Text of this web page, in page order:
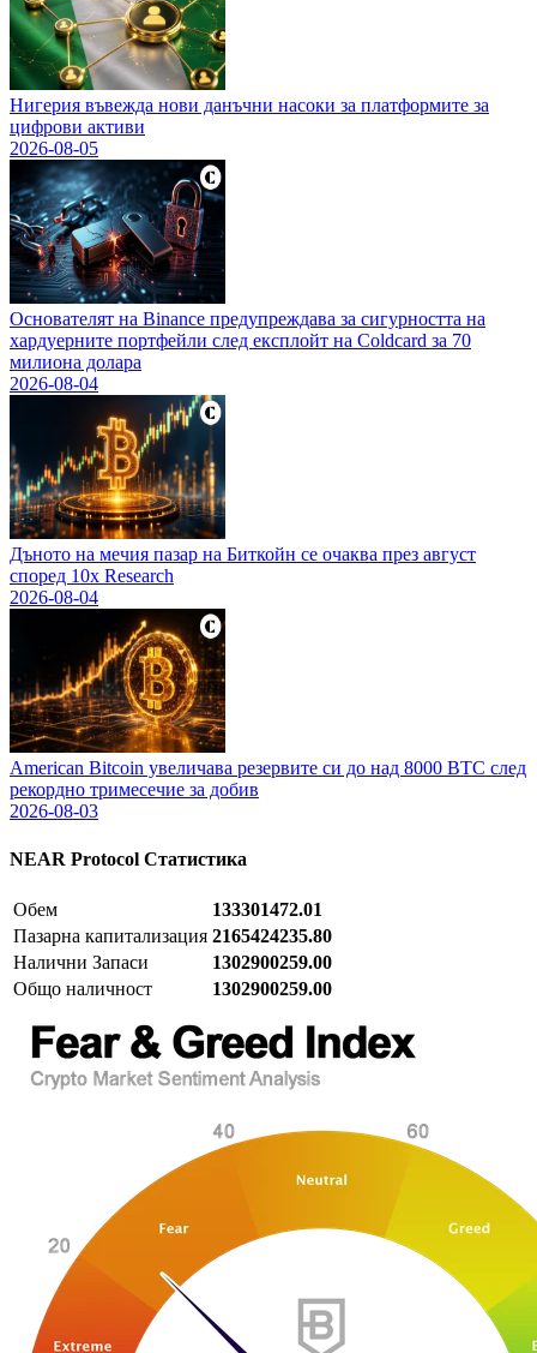
Нигерия въвежда нови данъчни насоки за платформите за
цифрови активи
2026-08-05
Основателят на Binance предупреждава за сигурността на
хардуерните портфейли след експлойт на Coldcard за 70
милиона долара
2026-08-04
Дъното на мечия пазар на Биткойн се очаква през август
според 10x Research
2026-08-04
American Bitcoin увеличава резервите си до над 8000 BTC след
рекордно тримесечие за добив
2026-08-03
NEAR Protocol Статистика
Обем
133301472.01
Пазарна капитализация 2165424235.80
Налични Запаси
1302900259.00
Общо наличност
1302900259.00